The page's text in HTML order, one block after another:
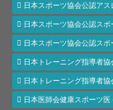
日本スポーツ協会公認ア
日本スポーツ協会公認スポ
日本スポーツ協会公認スポ
日本トレーニング指導者
日本トレーニング指導者
日本医師会健康スポーツ医